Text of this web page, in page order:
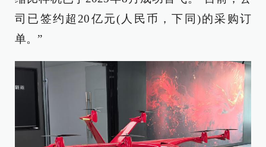
司已签约超20亿元(人民币，下同)的采购订
单。”